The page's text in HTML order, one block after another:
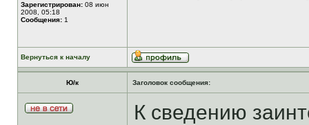
Зарегистрирован: 08 июн
2008, 05:18
Сообщения: 1
Вернуться к началу
Ю/к Заголовок сообщения:
К сведению